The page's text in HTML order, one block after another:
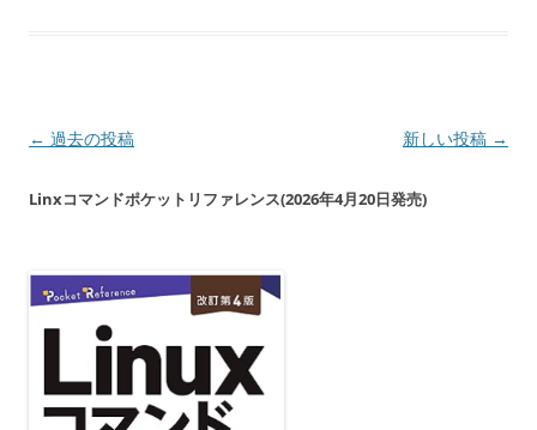
投
ナ
ゲ
ー
ン
← 過去の投稿 新しい投稿 →
Linxコマンドポケットリファレンス(2026年4月20日発売)